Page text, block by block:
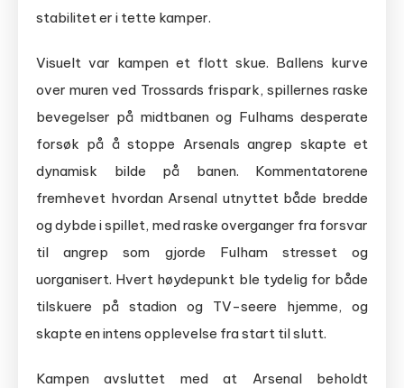
stabilitet er i tette kamper.
Visuelt var kampen et flott skue. Ballens kurve
over muren ved Trossards frispark, spillernes raske
bevegelser på midtbanen og Fulhams desperate
forsøk på å stoppe Arsenals angrep skapte et
dynamisk bilde på banen. Kommentatorene
fremhevet hvordan Arsenal utnyttet både bredde
og dybde i spillet, med raske overganger fra forsvar
til angrep som gjorde Fulham stresset og
uorganisert. Hvert høydepunkt ble tydelig for både
tilskuere på stadion og TV-seere hjemme, og
skapte en intens opplevelse fra start til slutt.
Kampen avsluttet med at Arsenal beholdt